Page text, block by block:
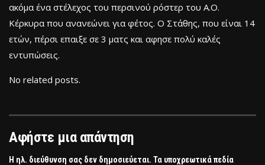
ακόμα ένα στέλεχος του περσινού ρόστερ του Α.Ο.
Κέρκυρα που ανανεώνει για φέτος. Ο Στάθης, που είναι 14
ετών, πέρσι επαιξε σε 3 ματς και αφησε πολύ καλές
εντυπώσεις.
No related posts.
Αφήστε μια απάντηση
Η ηλ. διεύθυνση σας δεν δημοσιεύεται. Τα υποχρεωτικά πεδία